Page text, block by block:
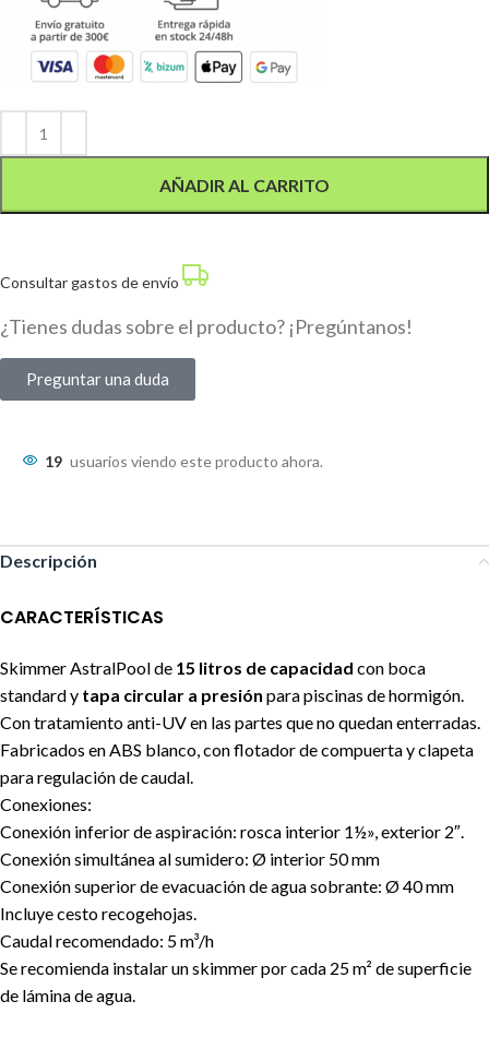
AÑADIR AL CARRITO
Consultar gastos de envío
¿Tienes dudas sobre el producto? ¡Pregúntanos!
Preguntar una duda
19 usuarios viendo este producto ahora.
Descripción
CARACTERÍSTICAS
Skimmer AstralPool de 15 litros de capacidad con boca
standard y tapa circular a presión para piscinas de hormigón.
Con tratamiento anti-UV en las partes que no quedan enterradas.
Fabricados en ABS blanco, con flotador de compuerta y clapeta
para regulación de caudal.
Conexiones:
Conexión inferior de aspiración: rosca interior 1½», exterior 2″.
Conexión simultánea al sumidero: Ø interior 50 mm
Conexión superior de evacuación de agua sobrante: Ø 40 mm
Incluye cesto recogehojas.
Caudal recomendado: 5 m³/h
Se recomienda instalar un skimmer por cada 25 m² de superficie
de lámina de agua.